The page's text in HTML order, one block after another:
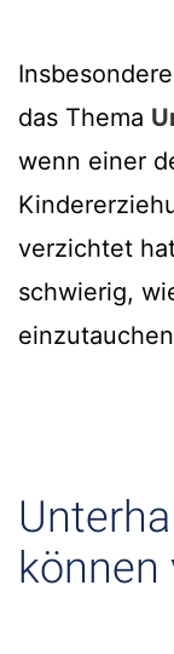
das Thema
wenn einer
verzichtet
schwierig,
können